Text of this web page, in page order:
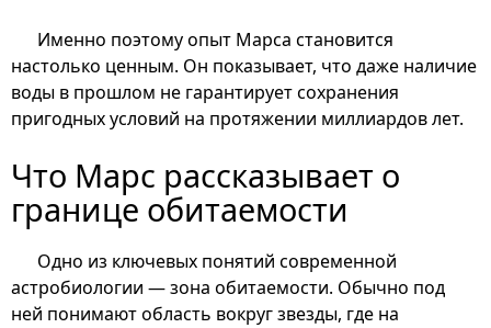
Именно поэтому опыт Марса становится
настолько ценным. Он показывает, что даже наличие
воды в прошлом не гарантирует сохранения
пригодных условий на протяжении миллиардов лет.
Что Марс рассказывает о
границе обитаемости
Одно из ключевых понятий современной
астробиологии — зона обитаемости. Обычно под
ней понимают область вокруг звезды, где на